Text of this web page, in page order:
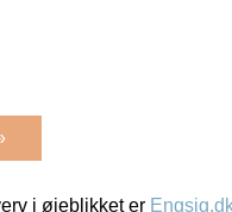
i øjeblikket er